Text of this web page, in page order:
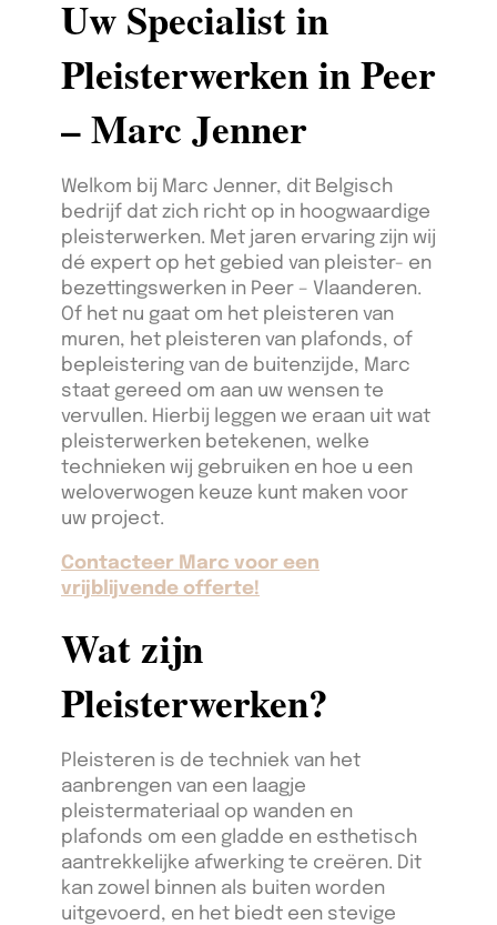
Uw Specialist in
Pleisterwerken in Peer
– Marc Jenner
Welkom bij Marc Jenner, dit Belgisch
bedrijf dat zich richt op in hoogwaardige
pleisterwerken. Met jaren ervaring zijn wij
dé expert op het gebied van pleister- en
bezettingswerken in Peer – Vlaanderen.
Of het nu gaat om het pleisteren van
muren, het pleisteren van plafonds, of
bepleistering van de buitenzijde, Marc
staat gereed om aan uw wensen te
vervullen. Hierbij leggen we eraan uit wat
pleisterwerken betekenen, welke
technieken wij gebruiken en hoe u een
weloverwogen keuze kunt maken voor
uw project.
Contacteer Marc voor een
vrijblijvende offerte!
Wat zijn
Pleisterwerken?
Pleisteren is de techniek van het
aanbrengen van een laagje
pleistermateriaal op wanden en
plafonds om een gladde en esthetisch
aantrekkelijke afwerking te creëren. Dit
kan zowel binnen als buiten worden
uitgevoerd, en het biedt een stevige